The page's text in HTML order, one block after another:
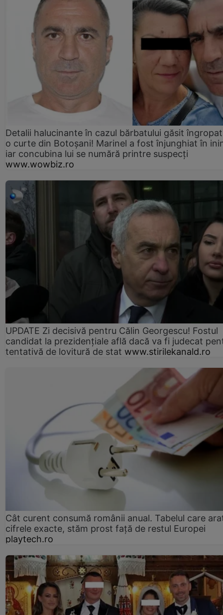
Detalii halucinante în cazul bărbatului găsit
o curte din Botoșani! Marinel a fost înjunghiat în
iar concubina lui se numără printre suspecți
www.wowbiz.ro
UPDATE Zi decisivă pentru Călin Georgescu! Fostul
candidat la prezidențiale află dacă va fi judecat
tentativă de lovitură de stat www.stirilekanald.ro
Cât curent consumă românii anual. Tabelul care
cifrele exacte, stăm prost faţă de restul Europei
playtech.ro